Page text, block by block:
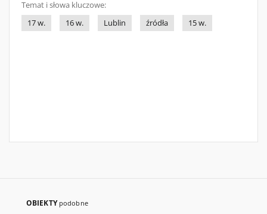
Temat i słowa kluczowe:
17 w.
16 w. Lublin źródła 15 w.
OBIEKTY podobne